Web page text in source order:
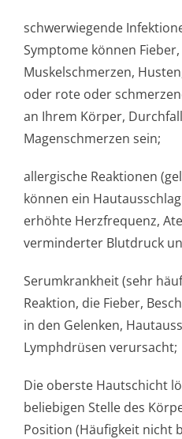
schwerwiegende
Symptome können
Muskelschmerzen,
oder rote oder
an Ihrem Körper,
Magenschmerzen se­in;
allergische Reaktionen
können ein
erhöhte Herzfrequenz,
verminderter Blutdruck
Serumkrankheit (sehr
Reaktion, die Fieber,
in den Gelenken,
Lymphdrüsen verursacht;
Die oberste Hautschicht
beliebigen Stelle des
Position (Häufigkeit nicht